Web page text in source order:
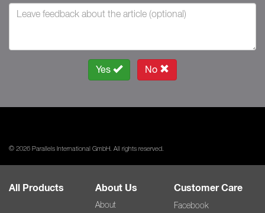
Yes No
© 2026 Parallels International GmbH. All rights reserved.
All Products About Us
About
Customer Care
Facebook